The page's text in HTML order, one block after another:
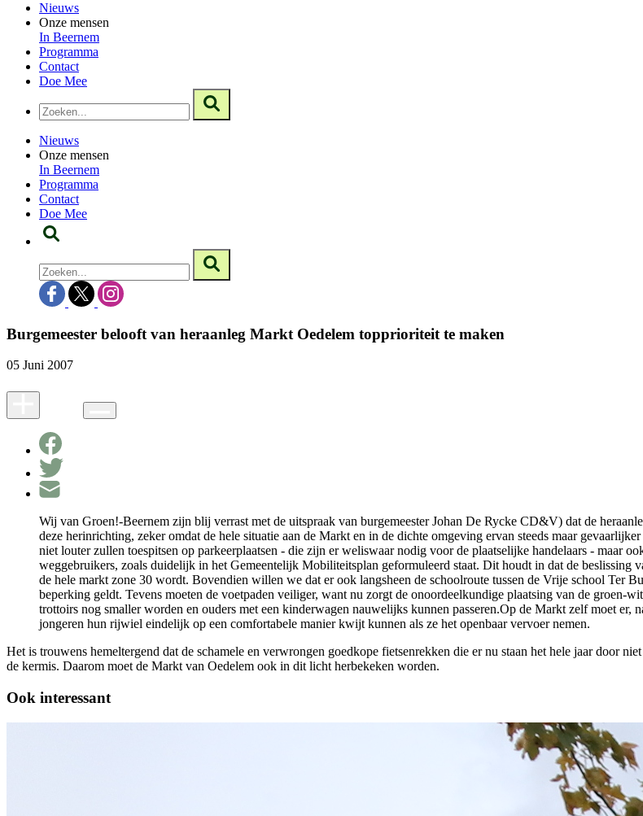
Nieuws
Onze mensen
In Beernem
Programma
Contact
Doe Mee
Nieuws
Onze mensen
In Beernem
Programma
Contact
Doe Mee
Burgemeester belooft van heraanleg Markt Oedelem topprioriteit te maken
05 Juni 2007
Wij van Groen!-Beernem zijn blij verrast met de uitspraak van burgemeester Johan De Rycke CD&V) dat de
deze herinrichting, zeker omdat de hele situatie aan de Markt en in de dichte omgeving ervan steeds maar
niet louter zullen toespitsen op parkeerplaatsen - die zijn er weliswaar nodig voor de plaatselijke handelaars - maar
weggebruikers, zoals duidelijk in het Gemeentelijk Mobiliteitsplan geformuleerd staat. Dit houdt in dat de beslissing
de hele markt zone 30 wordt. Bovendien willen we dat er ook langsheen de schoolroute tussen de Vrije school Ter
beperking geldt. Tevens moeten de voetpaden veiliger, want nu zorgt de onoordeelkundige plaatsing van de groen-
trottoirs nog smaller worden en ouders met een kinderwagen nauwelijks kunnen passeren.Op de Markt zelf moet er,
jongeren hun rijwiel eindelijk op een comfortabele manier kwijt kunnen als ze het openbaar vervoer nemen.
Het is trouwens hemeltergend dat de schamele en verwrongen goedkope fietsenrekken die er nu staan het hele jaar door
de kermis. Daarom moet de Markt van Oedelem ook in dit licht herbekeken worden.
Ook interessant